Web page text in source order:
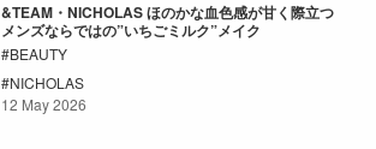
&TEAM・NICHOLAS ほのかな血色感が甘く際立つ
メンズならではの”いちごミルク”メイク
BEAUTY
NICHOLAS
12 May 2026